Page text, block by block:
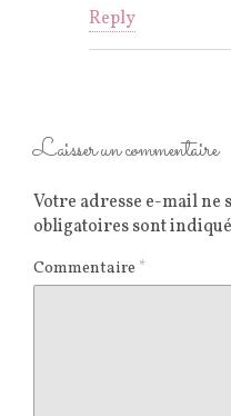
Reply
Laisser un commentaire
Votre adresse e-mail ne
obligatoires sont
Commentaire *